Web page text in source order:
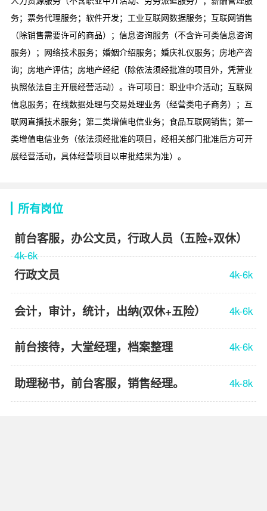
务；票务代理服务；软件开发；工业互联网数据服务；互联网销售
（除销售需要许可的商品）；信息咨询服务（不含许可类信息咨询
服务）；网络技术服务；婚姻介绍服务；婚庆礼仪服务；房地产咨
询；房地产评估；房地产经纪（除依法须经批准的项目外，凭营业
执照依法自主开展经营活动）。许可项目：职业中介活动；互联网
信息服务；在线数据处理与交易处理业务（经营类电子商务）；互
联网直播技术服务；第二类增值电信业务；食品互联网销售；第一
类增值电信业务（依法须经批准的项目，经相关部门批准后方可开
展经营活动，具体经营项目以审批结果为准）。
所有岗位
前台客服，办公文员，行政人员（五险+双休）
4k-6k
行政文员 4k-6k
会计，审计，统计，出纳(双休+五险） 4k-6k
前台接待，大堂经理，档案整理 4k-6k
助理秘书，前台客服，销售经理。 4k-8k